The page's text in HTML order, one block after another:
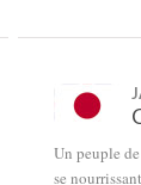
Un peuple
se